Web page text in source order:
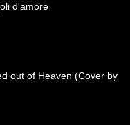
d'amore
out of Heaven (Cover by